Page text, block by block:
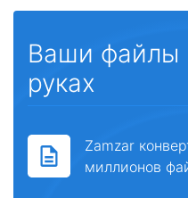
Ваши файлы
руках
Zamzar
миллионов